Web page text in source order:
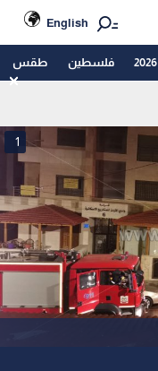
English
فلسطين طقس
1